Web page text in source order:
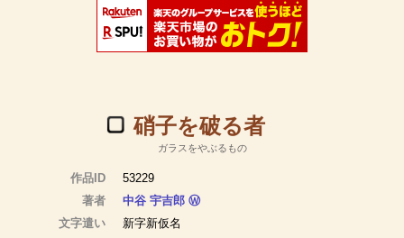
硝子を破る者
ガラスをやぶるもの
作品ID
53229
著者
中谷 宇吉郎 Ⓦ
文字遣い
新字新仮名